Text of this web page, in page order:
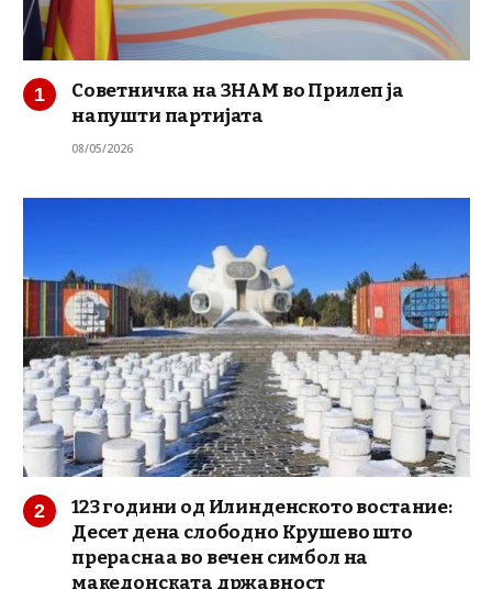
Советничка на ЗНАМ во Прилеп ја
напушти партијата
08/05/2026
123 години од Илинденското востание:
Десет дена слободно Крушево што
прераснаа во вечен симбол на
македонската државност